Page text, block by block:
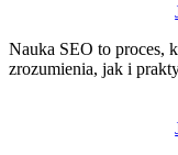
Nauka SEO to proces,
zrozumienia, jak i
wpisu